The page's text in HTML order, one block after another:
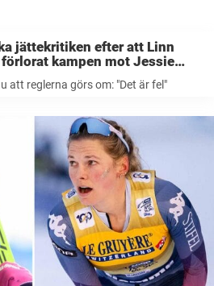
jättekritiken efter att Linn
kampen mot Jessie
– kräver nu att reglerna görs
är fel”
att reglerna görs om: "Det är fel"